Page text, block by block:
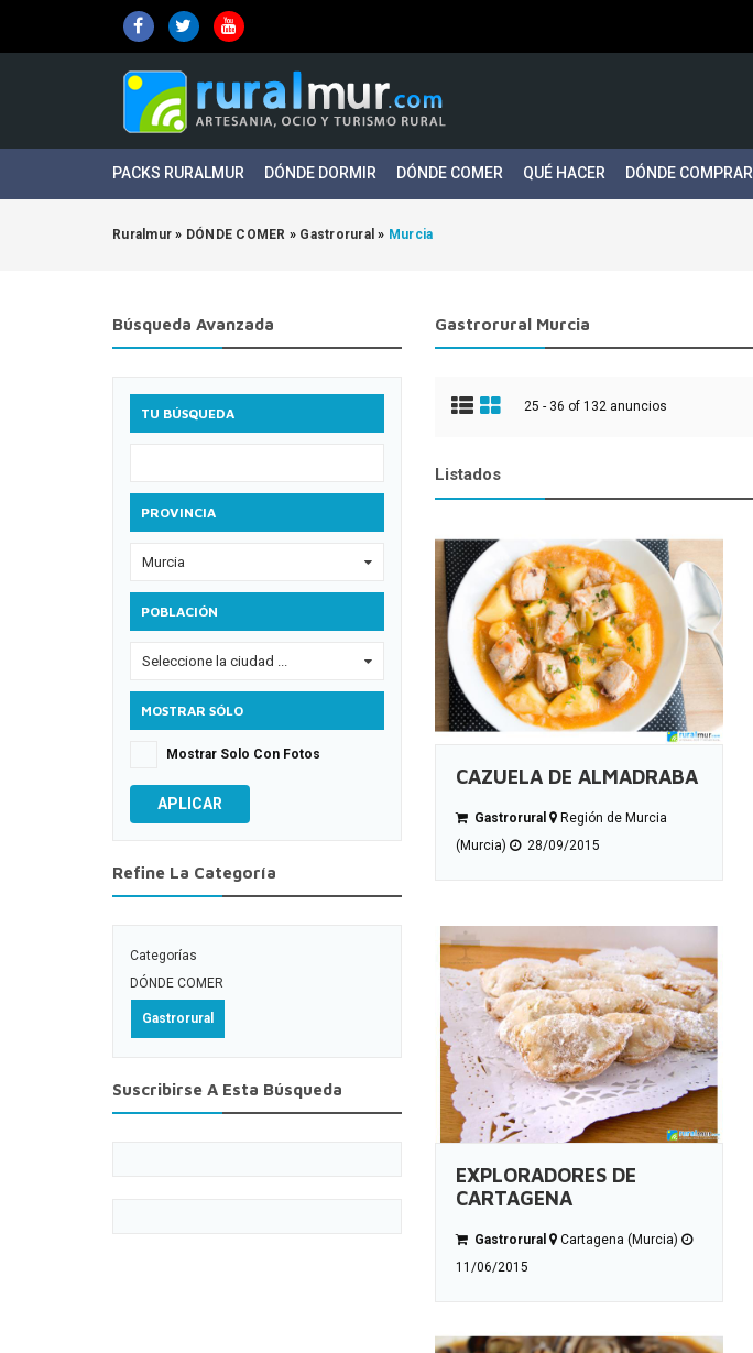
PACKS RURALMUR DÓNDE DORMIR DÓNDE COMER QUÉ HACER DÓNDE COMPRAR
Ruralmur » DÓNDE COMER » Gastrorural » Murcia
Búsqueda Avanzada
TU BÚSQUEDA
PROVINCIA
Murcia
POBLACIÓN
Seleccione la ciudad ...
MOSTRAR SÓLO
Mostrar Solo Con Fotos
APLICAR
Refine La Categoría
Categorías
DÓNDE COMER
Gastrorural
Suscribirse A Esta Búsqueda
Gastrorural Murcia
25 - 36 of 132 anuncios
Listados
CAZUELA DE ALMADRABA
Gastrorural
Región de Murcia
(Murcia)
28/09/2015
EXPLORADORES DE
CARTAGENA
Gastrorural
Cartagena (Murcia)
11/06/2015